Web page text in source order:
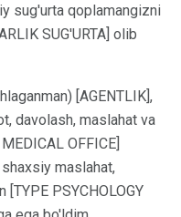
sug'urta qoplamangizni
SUG'URTA] olib
[AGENTLIK],
davolash, maslahat va
OFFICE]
maslahat,
PSYCHOLOGY